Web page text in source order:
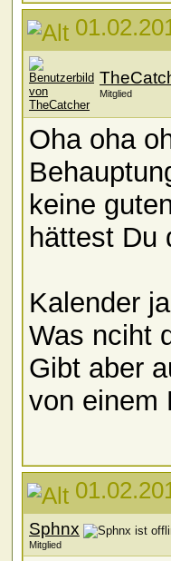
Mitglied
Oha oha
keine
hättest Du
Kalender
Was nciht
Gibt aber
von einem
Sphnx
Mitglied